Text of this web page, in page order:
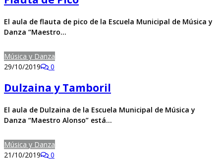
El aula de flauta de pico de la Escuela Municipal de Música y
Danza “Maestro…
Música y Danza
29/10/2019
0
Dulzaina y Tamboril
El aula de Dulzaina de la Escuela Municipal de Música y
Danza “Maestro Alonso” está…
Música y Danza
21/10/2019
0